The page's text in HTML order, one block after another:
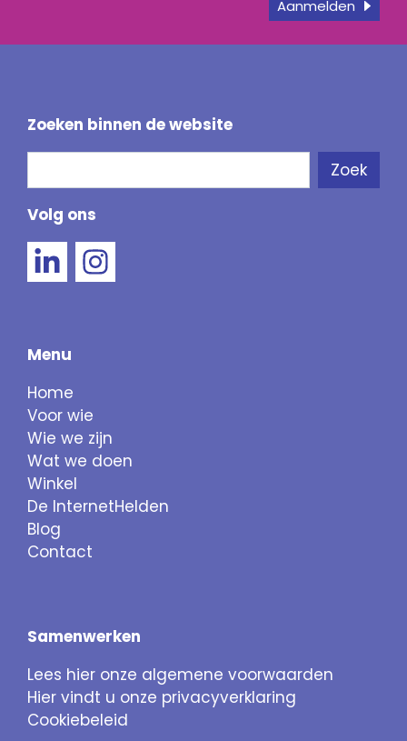
Aanmelden
Menu
Home
Voor wie
Wie we zijn
Wat we doen
Winkel
De InternetHelden
Blog
Contact
Samenwerken
Lees hier onze algemene voorwaarden
Hier vindt u onze privacyverklaring
Cookiebeleid
Zoeken binnen de website
Zoek
Volg ons